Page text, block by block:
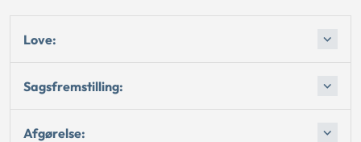
Love:
Sagsfremstilling:
Afgørelse: